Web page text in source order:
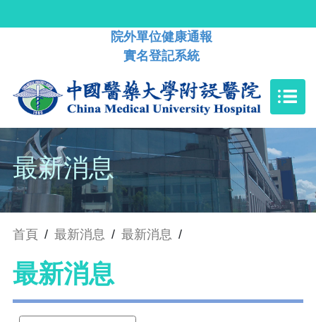
院外單位健康通報
實名登記系統
最新消息
首頁 / 最新消息 / 最新消息 /
最新消息